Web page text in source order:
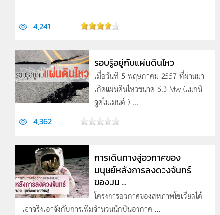
4,241
รอบรู้อยู่กับแผ่นดินไหว
เมื่อวันที่ 5 พฤษภาคม 2557 ที่ผ่านมา
เกิดแผ่นดินไหวขนาด 6.3 Mw (แมกนิ
จูดโมเมนต์ ) ...
4,362
การเดินทางสู่อวกาศของ
มนุษย์หลังการลงดวงจันทร์
ของมน ...
โครงการอวกาศของสหภาพโซเวียตได้
เอาจริงเอาจังกับการเพิ่มจำนวนนักบินอวกาศ ...